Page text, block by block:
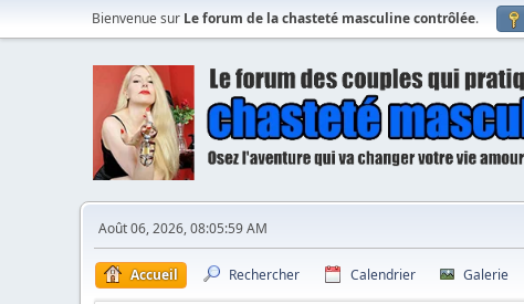
Bienvenue sur Le forum de la chasteté masculine contrôlée.
Août 06, 2026, 08:05:59 AM
Accueil Rechercher Calendrier Galerie